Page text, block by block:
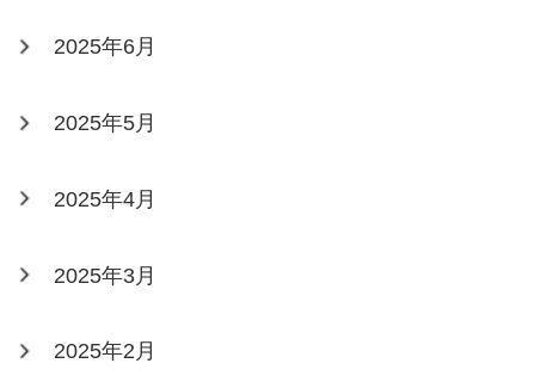
2025年6月
2025年5月
2025年4月
2025年3月
2025年2月